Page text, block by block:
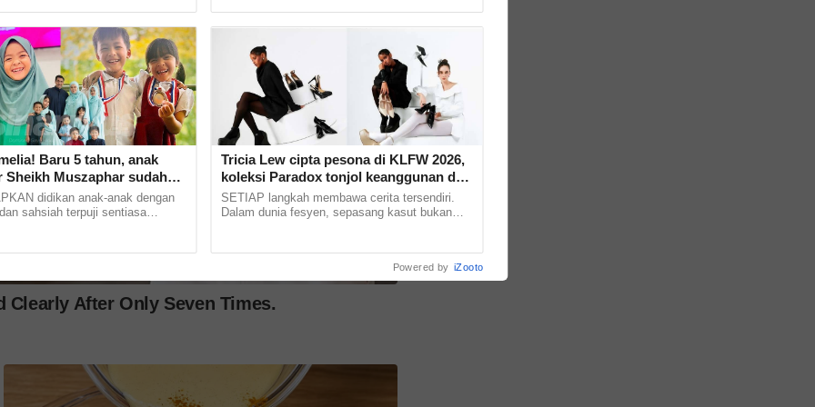
keretakkan rumah tangga wanita
Figh & Usul, Universiti Malaya, tetapi
Baru 5 tahun, anak
Sheikh Muszaphar sudah
didikan anak-anak dengan
sahsiah terpuji sentiasa
Tricia Lew cipta pesona di KLFW 2026,
koleksi Paradox tonjol keanggunan dan
kekuatan wanita
SETIAP langkah membawa cerita tersendiri.
Dalam dunia fesyen, sepasang kasut bukan
Powered by iZooto